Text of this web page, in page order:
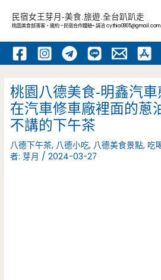
內
民宿女王芽月-美食.旅遊.全台趴趴走
桃園美食部落客，邀約 -民宿合作體驗~ 請洽cythia0805@gmail.com
桃園八德美食-明鑫汽
在汽車修車廠裡面的蔥
不講的下午茶
八德下午茶, 八德小吃, 八德美食景點, 吃
者:芽月 /2024-03-27